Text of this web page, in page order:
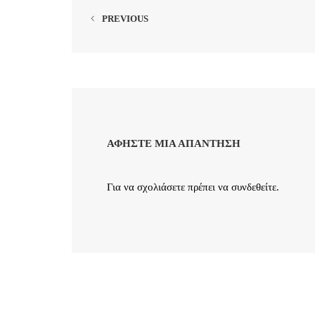
PREVIOUS
ΑΦΉΣΤΕ ΜΙΑ ΑΠΆΝΤΗΣΗ
Για να σχολιάσετε πρέπει να συνδεθείτε.